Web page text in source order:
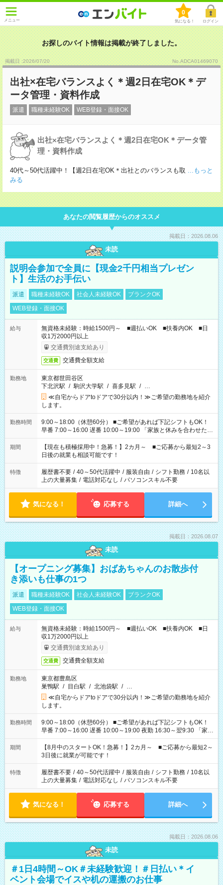
メニュー
0
気になる！ ログイン
お探しのバイト情報は掲載が終了しました。
掲載日 :2026/07/20 No.ADCA01469070
出社×在宅バランスよく＊週2日在宅OK＊デ
ータ管理・資料作成
派遣 職種未経験OK WEB登録・面接OK
出社×在宅バランスよく＊週2日在宅OK＊データ管
理・資料作成
40代～50代活躍中！【週2日在宅OK＊出社とのバランスも取 ...もっと
みる
あなたの閲覧履歴からのオススメ
掲載日：2026.08.06
未読
説明会参加で全員に【現金2千円相当プレゼン
ト】生活のお手伝い
派遣 職種未経験OK 社会人未経験OK
ブランクOK
WEB登録・面接OK
給与
無資格未経験：時給1500円～ ■週払いOK ■扶養内OK ■日
収1万2000円以上
交通費別途支給あり
交通費 交通費全額支給
勤務地
東京都世田谷区
下北沢駅 / 駒沢大学駅 / 喜多見駅 / …
≪自宅からドアtoドアで30分以内！≫ご希望の勤務地を紹介
します。
勤務時間
9:00～18:00（休憩60分） ■ご希望があれば下記シフトもOK！
早番 7:00～16:00 遅番 10:00～19:00 「家族と休みを合わせた
い」 「余裕を持って夕飯の準備がしたい」 「できれば残業はし
たくない」 など、ご希望を教えてくださいね。 ※Wワーク希望
の方へ 今ご覧のお仕事で希望する勤務時間と、もう1つのお仕事
の勤務時間。 合計で週40時間を超える場合は応募できません。
期間
【現在も積極採用中！急募！】2カ月～ ■ご応募から最短2～3
日後の就業も相談可能です！
特徴 履歴書不要 / 40～50代活躍中 / 服装自由 / シフト勤務 / 10名以
上の大量募集 / 電話対応なし / パソコンスキル不要
気になる！ 応募する 詳細へ
掲載日：2026.08.07
未読
【オープニング募集】おばあちゃんのお散歩付
き添いも仕事の1つ
派遣 職種未経験OK 社会人未経験OK
ブランクOK
WEB登録・面接OK
給与
無資格未経験：時給1500円～ ■週払いOK ■扶養内OK ■日
収1万2000円以上
交通費別途支給あり
交通費 交通費全額支給
勤務地
東京都豊島区
巣鴨駅 / 目白駅 / 北池袋駅 / …
≪自宅からドアtoドアで30分以内！≫ご希望の勤務地を紹介
します。
勤務時間
9:00～18:00（休憩60分） ■ご希望があれば下記シフトもOK！
早番 7:00～16:00 遅番 10:00～19:00 夜勤 16:30～翌9:30 「家族
と休みを合わせたい」 「余裕を持って夕飯の準備がしたい」
「できれば残業はしたくない」 など、ご希望を教えてください
ね。 ※Wワーク希望の方へ 今ご覧のお仕事で希望する勤務時間
と、もう1つのお仕事の勤務時間。 合計で週40時間を超える場
合は応募できません。
期間
【8月中のスタートOK！急募！】2カ月～ ■ご応募から最短2～
3日後に就業が可能です！
特徴 履歴書不要 / 40～50代活躍中 / 服装自由 / シフト勤務 / 10名以
上の大量募集 / 電話対応なし / パソコンスキル不要
気になる！ 応募する 詳細へ
掲載日：2026.08.06
未読
＃1日4時間～OK＃未経験歓迎！＃日払い＊イ
ベント会場でイスや机の運搬のお仕事